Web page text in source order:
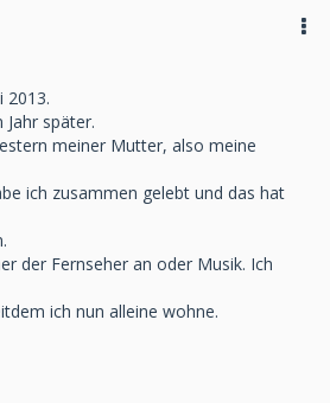
2013.
später.
meiner Mutter, also meine
ich zusammen gelebt und das hat
der Fernseher an oder Musik. Ich
ich nun alleine wohne.